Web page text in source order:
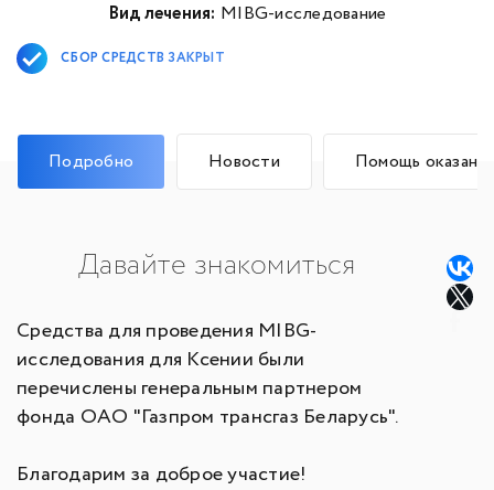
Вид лечения: MIBG-исследование
СБОР СРЕДСТВ ЗАКРЫТ
Подробно Новости Помощь оказана
Давайте знакомиться
Средства для проведения MIBG-
исследования для Ксении были
перечислены генеральным партнером
фонда ОАО "Газпром трансгаз Беларусь".
Благодарим за доброе участие!